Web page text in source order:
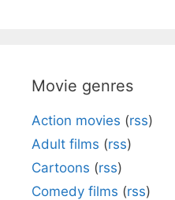
Movie genres
Action movies (rss)
Adult films (rss)
Cartoons (rss)
Comedy films (rss)